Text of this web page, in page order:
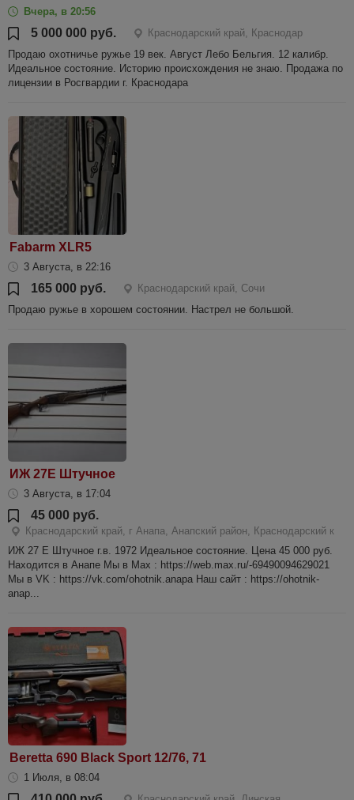
Вчера, в 20:56
5 000 000 руб.
Краснодарский край, Краснодар
Продаю охотничье ружье 19 век. Август Лебо Бельгия. 12 калибр.
Идеальное состояние. Историю происхождения не знаю. Продажа по
лицензии в Росгвардии г. Краснодара
Fabarm XLR5
3 Августа, в 22:16
165 000 руб.
Краснодарский край, Сочи
Продаю ружье в хорошем состоянии. Настрел не большой.
ИЖ 27Е Штучное
3 Августа, в 17:04
45 000 руб.
Краснодарский край, г Анапа, Анапский район, Краснодарский к
ИЖ 27 Е Штучное г.в. 1972 Идеальное состояние. Цена 45 000 руб.
Находится в Анапе Мы в Мах : https://web.max.ru/-69490094629021
Мы в VK : https://vk.com/ohotnik.anapa Наш сайт : https://ohotnik-
anap...
Beretta 690 Black Sport 12/76, 71
1 Июля, в 08:04